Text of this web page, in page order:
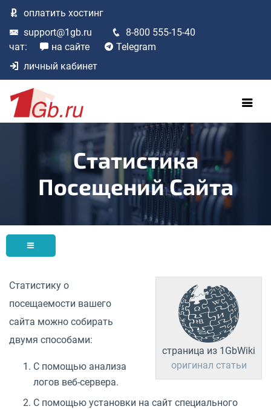
оплатить хостинг
support@1gb.ru
8-800 555-15-40
чат:
на сайте
Telegram
личный кабинет
Статистика
Посещений Сайта
страница из 1GbWiki
оригинал статьи
Статистику о
посещаемости вашего
сайта можно собирать
двумя способами:
С помощью анализа
логов веб-сервера.
С помощью установки на сайт специального